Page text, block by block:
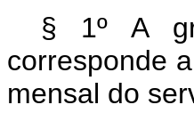
§ 1º A
corresponde
mensal do